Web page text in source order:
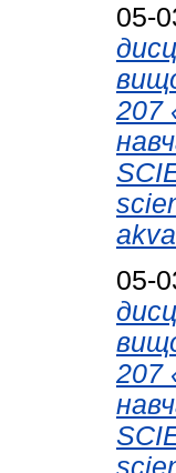
05-
207
05-
207